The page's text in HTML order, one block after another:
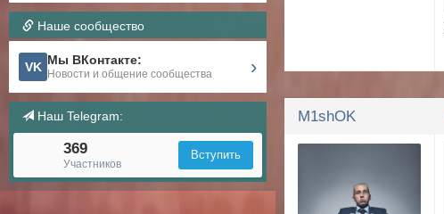
Наше сообщество
VK Мы ВКонтакте:
Новости и общение сообщества ›
Наш Telegram:
369
Участников
Вступить
M1shOK